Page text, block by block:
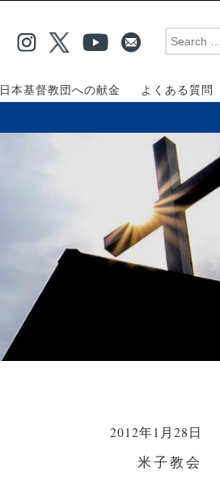
日本基督教団への献金 よくある質問
2012年1月28日
米子教会